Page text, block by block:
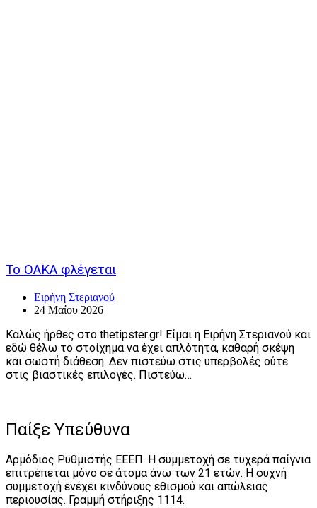
Το ΟΑΚΑ φλέγεται
Ειρήνη Στεριανού
24 Μαΐου 2026
Καλώς ήρθες στο thetipster.gr! Είμαι η Ειρήνη Στεριανού και
εδώ θέλω το στοίχημα να έχει απλότητα, καθαρή σκέψη
και σωστή διάθεση. Δεν πιστεύω στις υπερβολές ούτε
στις βιαστικές επιλογές. Πιστεύω…
Παίξε Υπεύθυνα
Αρμόδιος Ρυθμιστής ΕΕΕΠ. Η συμμετοχή σε τυχερά παίγνια
επιτρέπεται μόνο σε άτομα άνω των 21 ετών. Η συχνή
συμμετοχή ενέχει κινδύνους εθισμού και απώλειας
περιουσίας. Γραμμή στήριξης 1114.